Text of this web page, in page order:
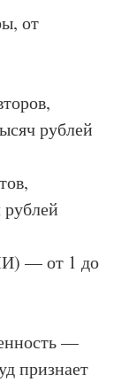
от
рублей
— от 1 до
—
признает